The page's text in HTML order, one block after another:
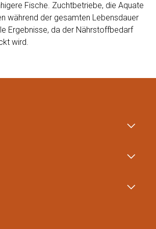
Fische. Zuchtbetriebe, die Aquate
während der gesamten Lebensdauer
Ergebnisse, da der Nährstoffbedarf
wird.